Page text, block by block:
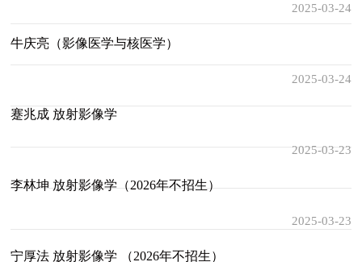
2025-03-24
牛庆亮（影像医学与核医学）
2025-03-24
蹇兆成 放射影像学
2025-03-23
李林坤 放射影像学（2026年不招生）
2025-03-23
宁厚法 放射影像学 （2026年不招生）